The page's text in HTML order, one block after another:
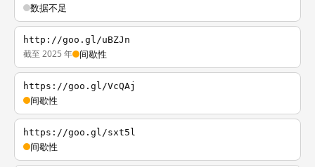
数据不足
http://goo.gl/uBZJn
截至 2025 年 间歇性
https://goo.gl/VcQAj
间歇性
https://goo.gl/sxt5l
间歇性